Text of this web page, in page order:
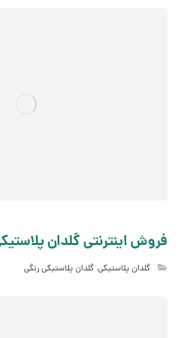
فروش اینترنتی گلدان
گلدان پلاستیکی,گلدان پلاستیکی رنگی